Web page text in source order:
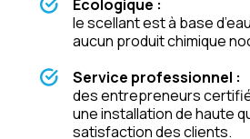
Écologique :
le scellant est à base
aucun produit chimique
Service professionnel :
des entrepreneurs
une installation de haute
satisfaction des clients.